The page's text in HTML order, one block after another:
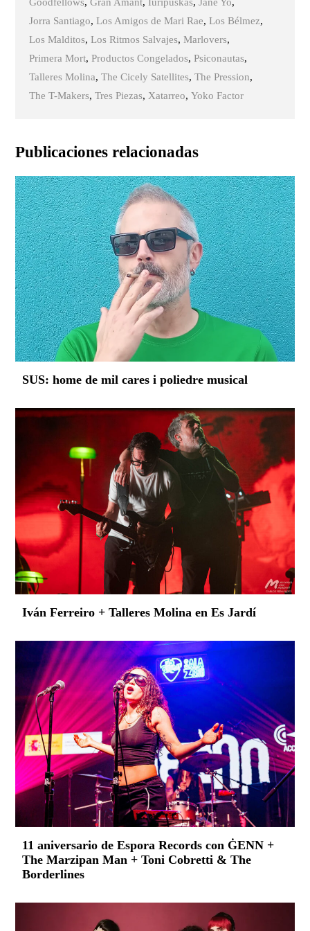
Jorra Santiago,Los Amigos de Mari Rae,Los Bélmez,
Los Malditos,Los Ritmos Salvajes,Marlovers,
Primera Mort,Productos Congelados,Psiconautas,
Talleres Molina,The Cicely Satellites,The Pression,
The T-Makers,Tres Piezas, Xatarreo,Yoko Factor
Publicaciones relacionadas
SUS: home de mil cares i poliedre musical
Iván Ferreiro + Talleres Molina en Es Jardí
11 aniversario de Espora Records con ĠENN +
The Marzipan Man + Toni Cobretti & The
Borderlines